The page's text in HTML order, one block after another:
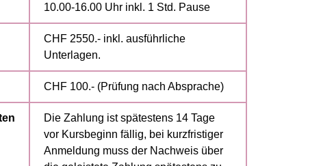
10.00-16.00 Uhr inkl. 1 Std. Pause
CHF 2550.- inkl. ausführliche
Unterlagen.
CHF 100.- (Prüfung nach Absprache)
Die Zahlung ist spätestens 14 Tage
vor Kursbeginn fällig, bei kurzfristiger
Anmeldung muss der Nachweis über